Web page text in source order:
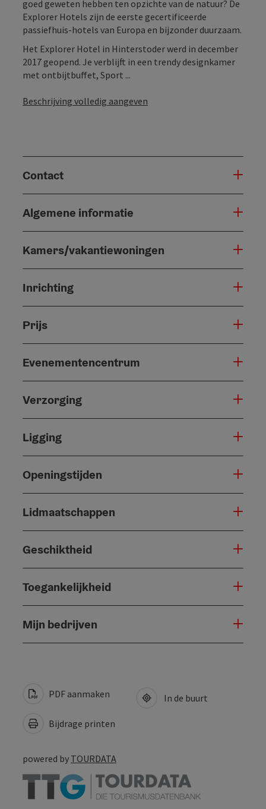
goed geweten hebben ten opzichte van de natuur? De
Explorer Hotels zijn de eerste gecertificeerde
passiefhuis-hotels van Europa en bijzonder duurzaam.
Het Explorer Hotel in Hinterstoder werd in december
2017 geopend. Je verblijft in een trendy designkamer
met ontbijtbuffet, Sport ...
Beschrijving volledig aangeven
Contact
Algemene informatie
Kamers/vakantiewoningen
Inrichting
Prijs
Evenementencentrum
Verzorging
Ligging
Openingstijden
Lidmaatschappen
Geschiktheid
Toegankelijkheid
Mijn bedrijven
PDF aanmaken
Bijdrage printen
In de buurt
powered by TOURDATA